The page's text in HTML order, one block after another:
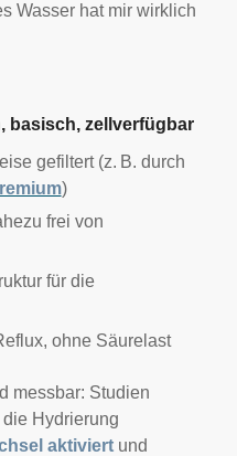
Wasser hat mir wirklich
basisch, zellverfügbar
gefiltert (z. B. durch
)
frei von
für die
ohne Säurelast
messbar: Studien
Hydrierung
aktiviertund